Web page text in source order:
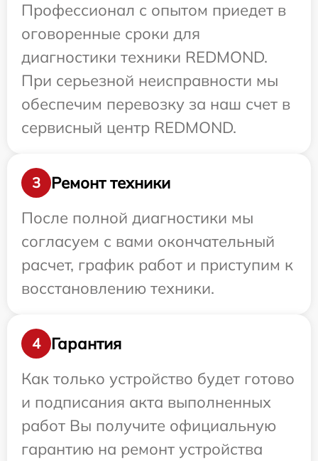
Профессионал с опытом приедет в
оговоренные сроки для
диагностики техники REDMOND.
При серьезной неисправности мы
обеспечим перевозку за наш счет в
сервисный центр REDMOND.
3
Ремонт техники
После полной диагностики мы
согласуем с вами окончательный
расчет, график работ и приступим к
восстановлению техники.
4
Гарантия
Как только устройство будет готово
и подписания акта выполненных
работ Вы получите официальную
гарантию на ремонт устройства